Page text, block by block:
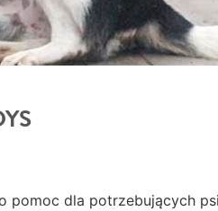
pomoc dla potrzebujących